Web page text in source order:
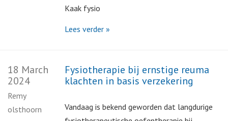
Kaak fysio
Lees verder »
18 March
2024
Remy
olsthoorn
Fysiotherapie bij ernstige reuma
klachten in basis verzekering
Vandaag is bekend geworden dat langdurige